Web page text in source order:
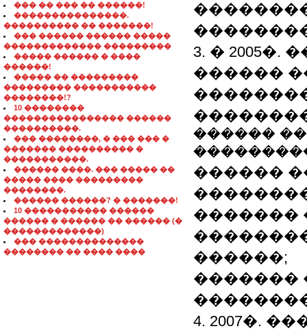
��� �� ��� �� ������!
���������������.
���������� �� �������!
��� ������ ������ �����
������������� ���������
����� ������ � ����
������!
����� �� ���������
��������� �����������
��������!?
10 ��������
���������������� ������
����������.
��� ��������, � ��� ��� �
������� ���������� �
�����������.
������ ����. ��� ����� ��
����� ���� ���������
��������.
������ ������? � �������!
10 ����������� ������
������ � ������ �� ������ (�
�������������)
��� ��������������
�������� �� ���� ����
3. �
������
������
������
�������
������;
�������
4. 2007�.